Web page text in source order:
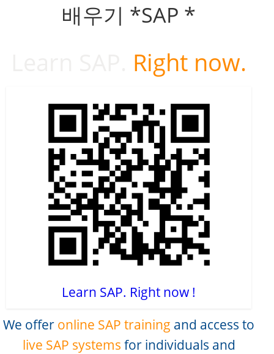
배우기 *SAP *
Right now.
Learn SAP. Right now !
We offer online SAP training and access to
live SAP systems for individuals and